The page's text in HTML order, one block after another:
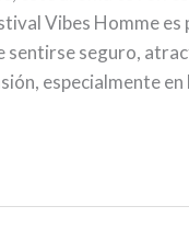
Vibes Homme
sentirse seguro,
especialmente en